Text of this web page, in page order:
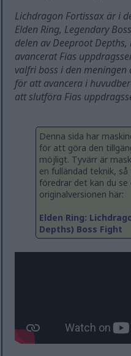
Lichdragon Fortissax är i
Elden Ring, Legendary
delen av Deeproot
avancerat Fias
valfri boss i den
för att avancera i
att slutföra Fias
Denna sida har
för att göra den
möjligt. Tyvärr är
en fulländad teknik,
föredrar det kan du se
originalversionen här:
Elden Ring:
Depths) Boss Fight